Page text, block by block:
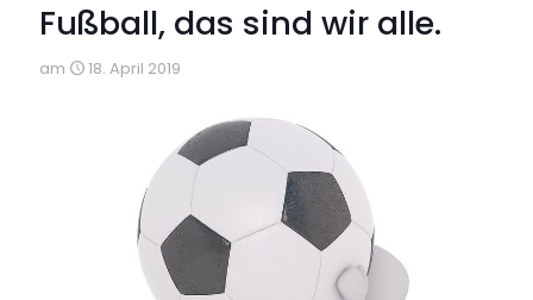
Fußball, das sind wir alle.
am 18. April 2019